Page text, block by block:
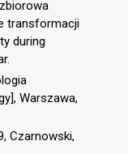
transformacji
during
Warszawa,
Czarnowski,